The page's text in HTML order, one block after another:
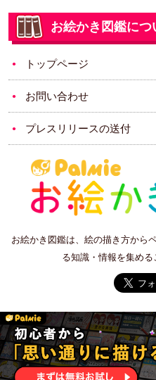
お絵かき図鑑につ
トップページ
お問い合わせ
プレスリリースの送付
お絵かき図鑑は、絵の描き方から
る知識・情報を集める